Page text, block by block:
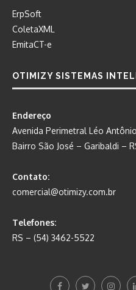
ErpSoft
ColetaXML
EmitaCT-e
OTIMIZY SISTEMAS
Endereço
Avenida Perimetral Léo
Bairro São José – Garibaldi –
Contato:
comercial@otimizy.com.br
Telefones:
RS – (54) 3462-5522